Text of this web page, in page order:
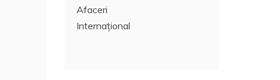
Afaceri
Internațional